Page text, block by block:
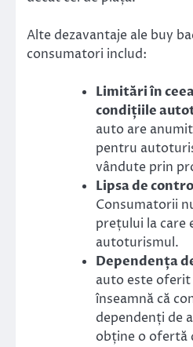
Alte dezavantaje ale buy
consumatori includ:
Limitări în
condițiile
auto are
pentru
vândute prin
Lipsa de
Consumatorii
prețului la care
autoturismul.
Dependența
auto este oferit
înseamnă că
dependenți de
obține o ofertă